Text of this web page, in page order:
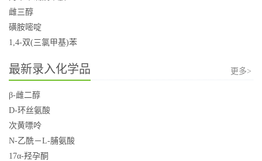
雌三醇
磺胺嘧啶
1,4-双(三氯甲基)苯
最新录入化学品 更多>
β-雌二醇
D-环丝氨酸
次黄嘌呤
N-乙酰－L-脯氨酸
17α-羟孕酮